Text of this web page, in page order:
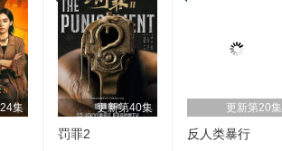
集 更新第40集
罚罪2
更新第20集
反人类暴行